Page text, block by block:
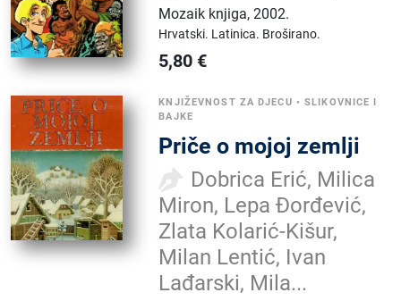
Mozaik knjiga,2002.
Hrvatski. Latinica. Broširano.
5,80 €
KNJIŽEVNOST ZA DJECU •SLIKOVNICE I
BAJKE
Priče o mojoj zemlji
Dobrica Erić, Milica
Miron, Lepa Đorđević,
Zlata Kolarić-Kišur,
Milan Lentić, Ivan
Lađarski, Mila...